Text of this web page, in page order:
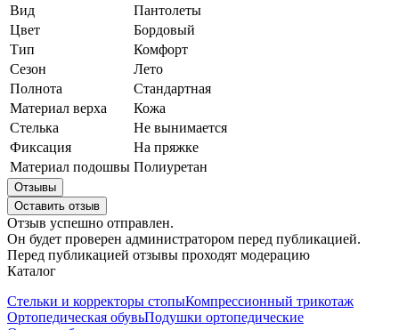
Вид
Пантолеты
Цвет
Бордовый
Тип
Комфорт
Сезон
Лето
Полнота
Стандартная
Материал верха
Кожа
Стелька
Не вынимается
Фиксация
На пряжке
Материал подошвы Полиуретан
Отзывы
Оставить отзыв
Отзыв успешно отправлен.
Он будет проверен администратором перед публикацией.
Перед публикацией отзывы проходят модерацию
Каталог
Стельки и корректоры стопыКомпрессионный трикотаж
Ортопедическая обувьПодушки ортопедические